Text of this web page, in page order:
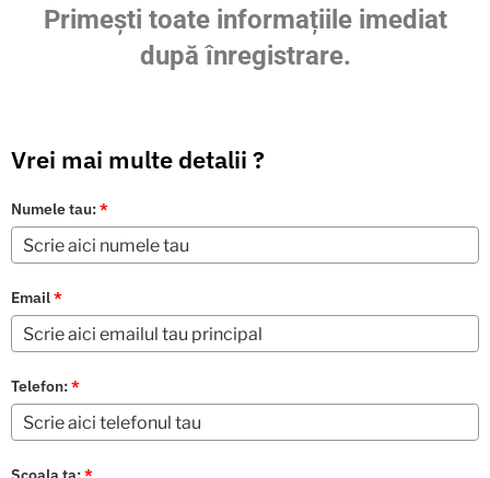
Primești toate informațiile imediat
după înregistrare.
Vrei mai multe detalii ?
Numele tau:*
Email*
Telefon:*